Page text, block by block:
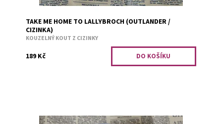
TAKE ME HOME TO LALLYBROCH (OUTLANDER /
CIZINKA)
KOUZELNÝ KOUT Z CIZINKY
189 Kč